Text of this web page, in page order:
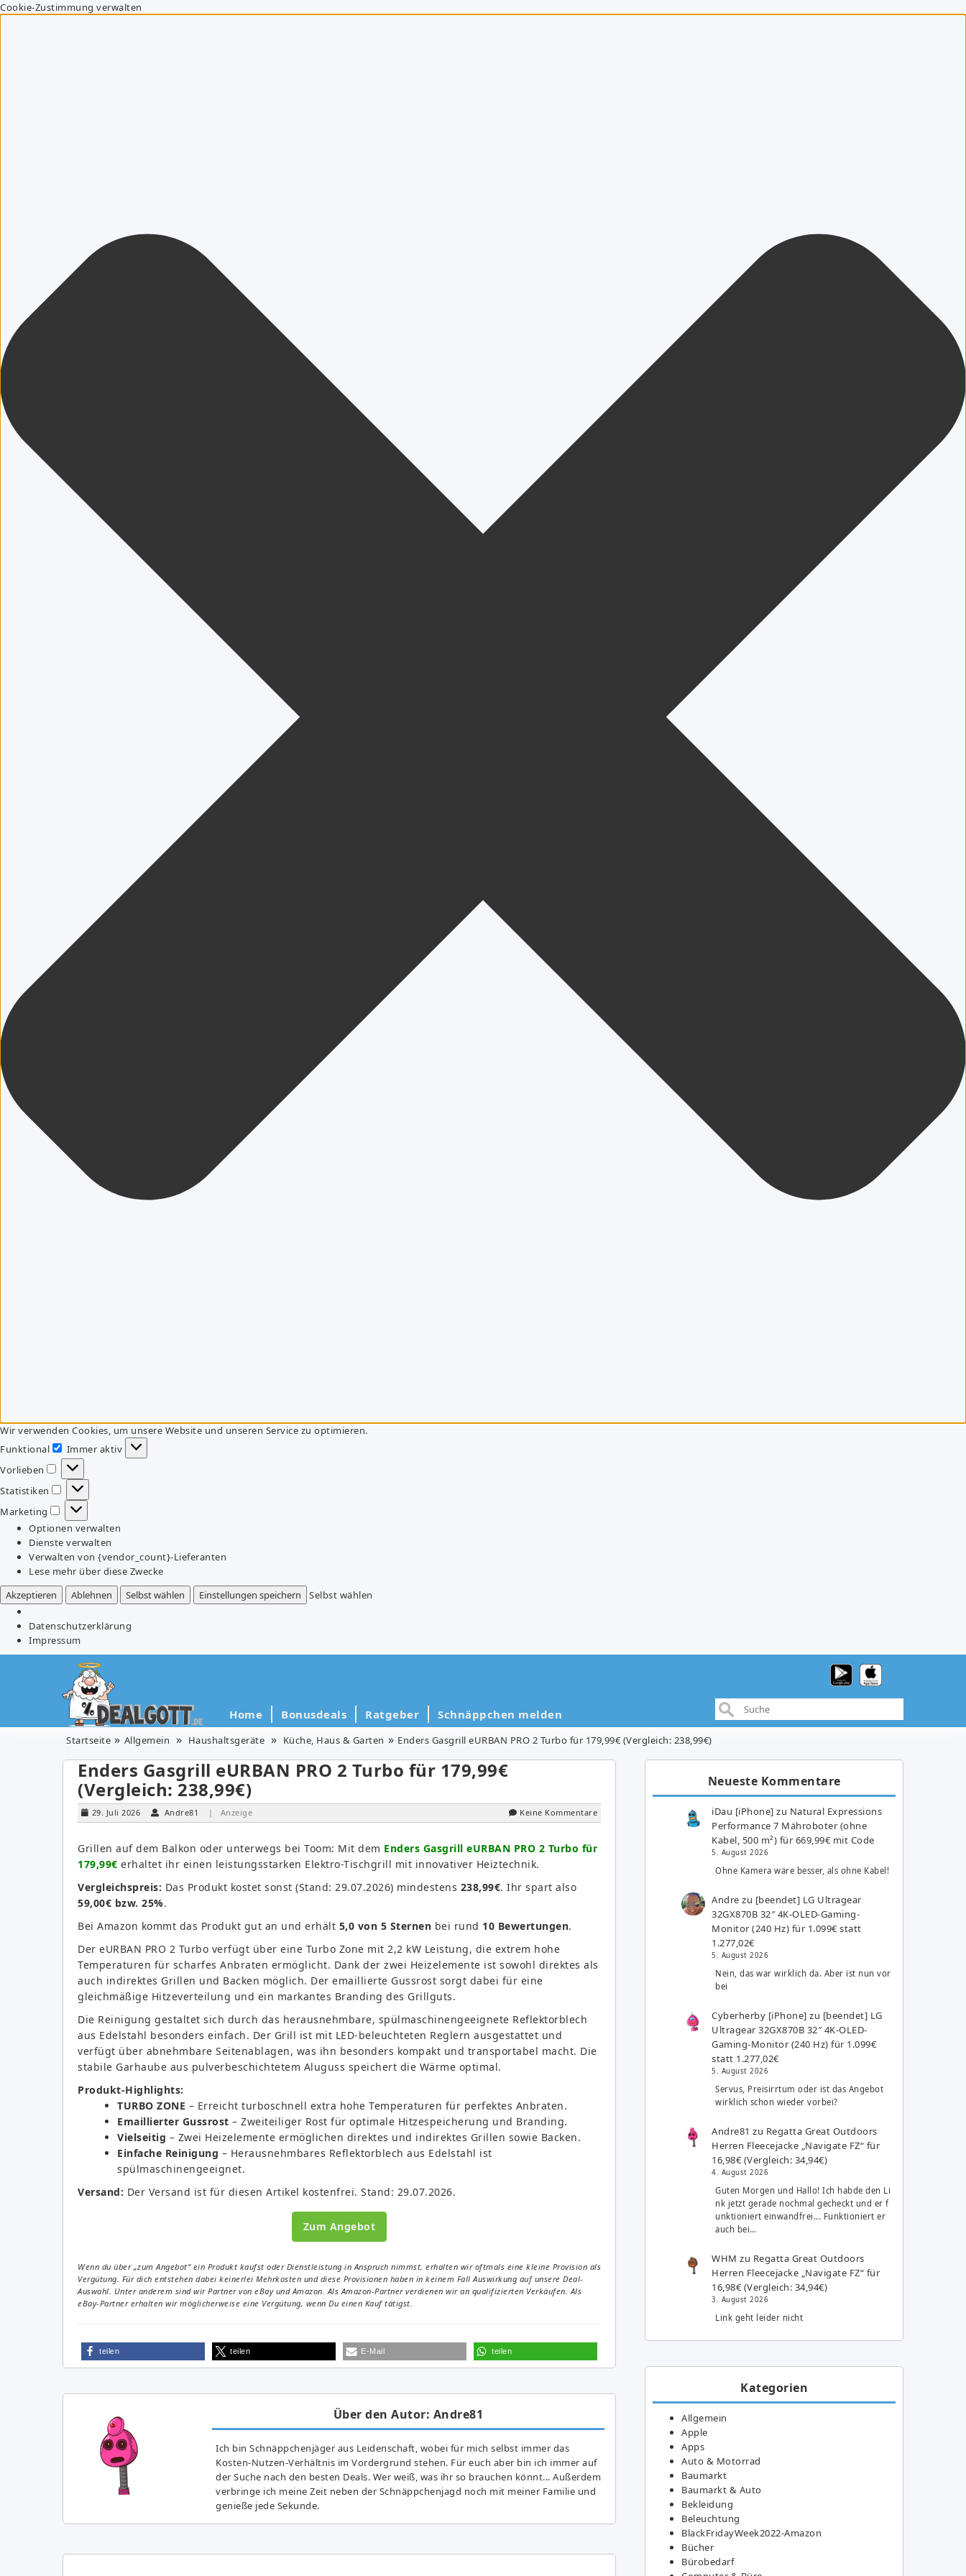
Cookie-Zustimmung verwalten
Wir verwenden Cookies, um unsere Website und unseren Service zu optimieren.
Funktional
Funktional
Immer aktiv
Vorlieben
Vorlieben
Statistiken
Statistiken
Marketing
Marketing
Optionen verwalten
Dienste verwalten
Verwalten von {vendor_count}-Lieferanten
Lese mehr über diese Zwecke
Akzeptieren
Ablehnen Selbst wählen Einstellungen speichern Selbst wählen
Datenschutzerklärung
Impressum
Home Bonusdeals Ratgeber Schnäppchen melden
Startseite Allgemein Haushaltsgeräte Küche, Haus & Garten Enders Gasgrill eURBAN PRO 2 Turbo für 179,99€ (Vergleich: 238,99€)
Enders Gasgrill eURBAN PRO 2 Turbo für 179,99€
(Vergleich: 238,99€)
29. Juli 2026 Andre81 | Anzeige Keine Kommentare
Grillen auf dem Balkon oder unterwegs bei Toom: Mit dem Enders Gasgrill eURBAN PRO 2 Turbo für
179,99€ erhaltet ihr einen leistungsstarken Elektro-Tischgrill mit innovativer Heiztechnik.
Vergleichspreis: Das Produkt kostet sonst (Stand: 29.07.2026) mindestens 238,99€. Ihr spart also
59,00€ bzw. 25%.
Bei Amazon kommt das Produkt gut an und erhält 5,0 von 5 Sternen bei rund 10 Bewertungen.
Der eURBAN PRO 2 Turbo verfügt über eine Turbo Zone mit 2,2 kW Leistung, die extrem hohe
Temperaturen für scharfes Anbraten ermöglicht. Dank der zwei Heizelemente ist sowohl direktes als
auch indirektes Grillen und Backen möglich. Der emaillierte Gussrost sorgt dabei für eine
gleichmäßige Hitzeverteilung und ein markantes Branding des Grillguts.
Die Reinigung gestaltet sich durch das herausnehmbare, spülmaschinengeeignete Reflektorblech
aus Edelstahl besonders einfach. Der Grill ist mit LED-beleuchteten Reglern ausgestattet und
verfügt über abnehmbare Seitenablagen, was ihn besonders kompakt und transportabel macht. Die
stabile Garhaube aus pulverbeschichtetem Aluguss speichert die Wärme optimal.
Produkt-Highlights:
TURBO ZONE – Erreicht turboschnell extra hohe Temperaturen für perfektes Anbraten.
Emaillierter Gussrost – Zweiteiliger Rost für optimale Hitzespeicherung und Branding.
Vielseitig – Zwei Heizelemente ermöglichen direktes und indirektes Grillen sowie Backen.
Einfache Reinigung – Herausnehmbares Reflektorblech aus Edelstahl ist
spülmaschinengeeignet.
Versand: Der Versand ist für diesen Artikel kostenfrei. Stand: 29.07.2026.
Zum Angebot
Wenn du über „zum Angebot“ ein Produkt kaufst oder Dienstleistung in Anspruch nimmst, erhalten wir oftmals eine kleine Provision als
Vergütung. Für dich entstehen dabei keinerlei Mehrkosten und diese Provisionen haben in keinem Fall Auswirkung auf unsere Deal-
Auswahl. Unter anderem sind wir Partner von eBay und Amazon. Als Amazon-Partner verdienen wir an qualifizierten Verkäufen. Als
eBay-Partner erhalten wir möglicherweise eine Vergütung, wenn Du einen Kauf tätigst.
teilen teilen E-Mail teilen
Über den Autor: Andre81
Ich bin Schnäppchenjäger aus Leidenschaft, wobei für mich selbst immer das
Kosten-Nutzen-Verhältnis im Vordergrund stehen. Für euch aber bin ich immer auf
der Suche nach den besten Deals. Wer weiß, was ihr so brauchen könnt... Außerdem
verbringe ich meine Zeit neben der Schnäppchenjagd noch mit meiner Familie und
genieße jede Sekunde.
Neueste Kommentare
iDau [iPhone] zu Natural Expressions
Performance 7 Mähroboter (ohne
Kabel, 500 m²) für 669,99€ mit Code
5. August 2026
Ohne Kamera wäre besser, als ohne Kabel!
Andre zu [beendet] LG Ultragear
32GX870B 32″ 4K-OLED-Gaming-
Monitor (240 Hz) für 1.099€ statt
1.277,02€
5. August 2026
Nein, das war wirklich da. Aber ist nun vor
bei
Cyberherby [iPhone] zu [beendet] LG
Ultragear 32GX870B 32″ 4K-OLED-
Gaming-Monitor (240 Hz) für 1.099€
statt 1.277,02€
5. August 2026
Servus, Preisirrtum oder ist das Angebot
wirklich schon wieder vorbei?
Andre81 zu Regatta Great Outdoors
Herren Fleecejacke „Navigate FZ“ für
16,98€ (Vergleich: 34,94€)
4. August 2026
Guten Morgen und Hallo! Ich habde den Li
nk jetzt gerade nochmal gecheckt und er f
unktioniert einwandfrei... Funktioniert er
auch bei…
WHM zu Regatta Great Outdoors
Herren Fleecejacke „Navigate FZ“ für
16,98€ (Vergleich: 34,94€)
3. August 2026
Link geht leider nicht
Kategorien
Allgemein
Apple
Apps
Auto & Motorrad
Baumarkt
Baumarkt & Auto
Bekleidung
Beleuchtung
BlackFridayWeek2022-Amazon
Bücher
Bürobedarf